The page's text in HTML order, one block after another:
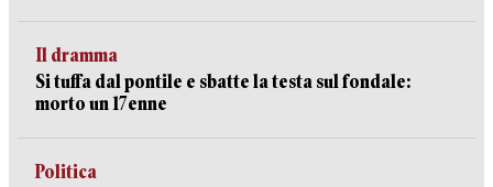
Il dramma
Si tuffa dal pontile e sbatte la testa sul fondale:
morto un 17enne
Politica